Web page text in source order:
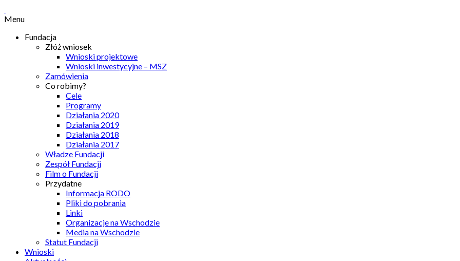
Menu
Fundacja
Złóż wniosek
Wnioski projektowe
Wnioski inwestycyjne – MSZ
Zamówienia
Co robimy?
Cele
Programy
Działania 2020
Działania 2019
Działania 2018
Działania 2017
Władze Fundacji
Zespół Fundacji
Film o Fundacji
Przydatne
Informacja RODO
Pliki do pobrania
Linki
Organizacje na Wschodzie
Media na Wschodzie
Statut Fundacji
Wnioski